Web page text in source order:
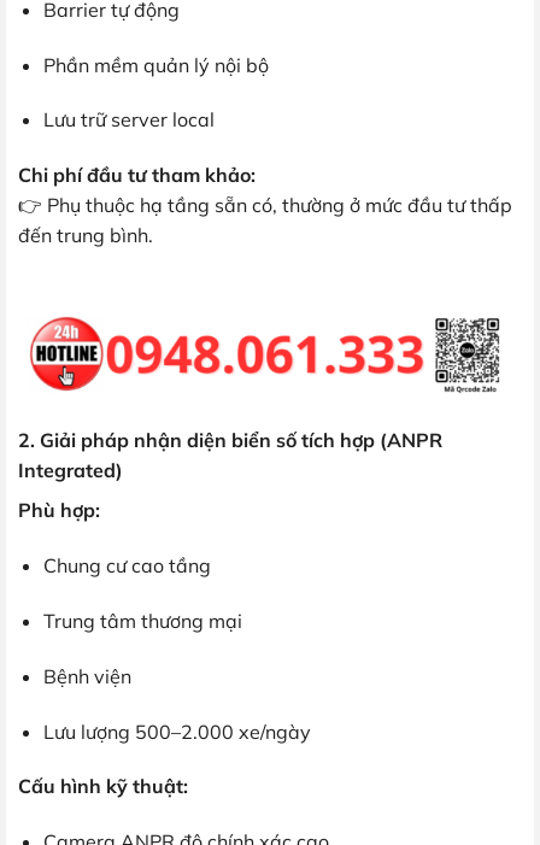
Barrier tự động
Phần mềm quản lý nội bộ
Lưu trữ server local
Chi phí đầu tư tham khảo:
👉 Phụ thuộc hạ tầng sẵn có, thường ở mức đầu tư thấp
đến trung bình.
2. Giải pháp nhận diện biển số tích hợp (ANPR
Integrated)
Phù hợp:
Chung cư cao tầng
Trung tâm thương mại
Bệnh viện
Lưu lượng 500–2.000 xe/ngày
Cấu hình kỹ thuật: